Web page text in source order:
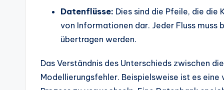
Datenflüsse: Dies sind die Pfeile, die die
von Informationen dar. Jeder Fluss muss
übertragen werden.
Das Verständnis des Unterschieds zwischen
Modellierungsfehler. Beispielsweise ist es